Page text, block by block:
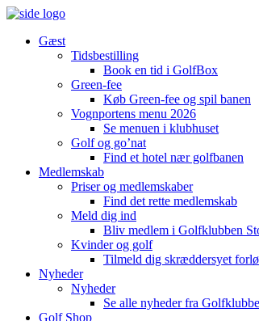
Gæst
Tidsbestilling
Book en tid i GolfBox
Green-fee
Køb Green-fee og spil banen
Vognportens menu 2026
Se menuen i klubhuset
Golf og go’nat
Find et hotel nær golfbanen
Medlemskab
Priser og medlemskaber
Find det rette medlemskab
Meld dig ind
Bliv medlem i Golfklubben
Kvinder og golf
Tilmeld dig skræddersyet
Nyheder
Nyheder
Se alle nyheder fra
Golf Shop